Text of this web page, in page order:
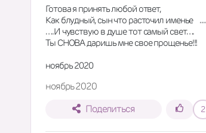
Готова я принять любой ответ,
Как блудный, сын что расточил именье
….И чувствую в душе тот самый свет….
Ты СНОВА даришь мне свое прощенье!!!
ноябрь 2020
ноябрь 2020
Поделиться
2